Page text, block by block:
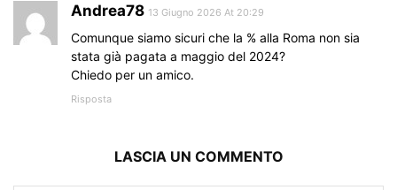
Andrea78 13 Giugno 2026 At 20:29
Comunque siamo sicuri che la % alla Roma non sia
stata già pagata a maggio del 2024?
Chiedo per un amico.
Risposta
LASCIA UN COMMENTO